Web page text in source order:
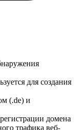
для создания
(.de) и
домена
трафика веб-